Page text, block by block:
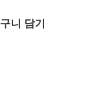
니 담기